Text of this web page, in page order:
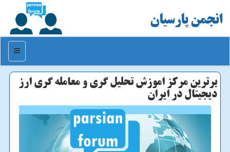
انجمن پارسیان
منو
برترین مرکز اموزش تحلیل گری و معامله گری ارز
دیجیتال در ایران